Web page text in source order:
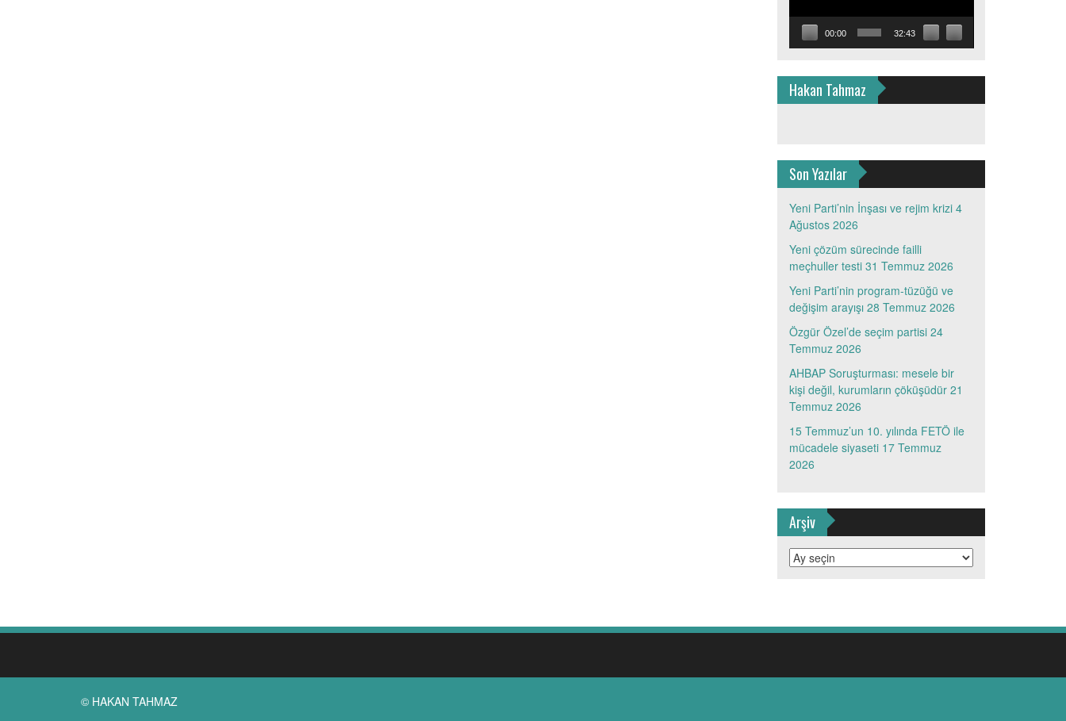
00:00 32:43
Hakan Tahmaz
Son Yazılar
Yeni Parti’nin İnşası ve rejim krizi 4
Ağustos 2026
Yeni çözüm sürecinde failli
meçhuller testi 31 Temmuz 2026
Yeni Parti’nin program-tüzüğü ve
değişim arayışı 28 Temmuz 2026
Özgür Özel’de seçim partisi 24
Temmuz 2026
AHBAP Soruşturması: mesele bir
kişi değil, kurumların çöküşüdür 21
Temmuz 2026
15 Temmuz’un 10. yılında FETÖ ile
mücadele siyaseti 17 Temmuz
2026
Arşiv
Arşiv
© HAKAN TAHMAZ